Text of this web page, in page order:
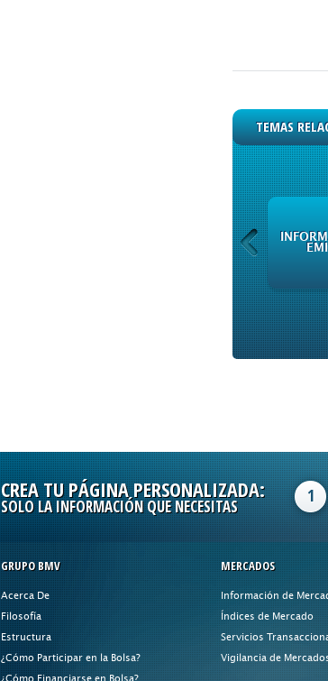
TEMAS
CREA TU PÁGINA PERSONALIZADA:
SOLO LA INFORMACIÓN QUE NECESITAS
1
GRUPO BMV
Acerca De
Filosofía
Estructura
¿Cómo Participar en la Bolsa?
¿Cómo Financiarse en Bolsa?
MERCADOS
Información de
Índices de Mercado
Servicios
Vigilancia de